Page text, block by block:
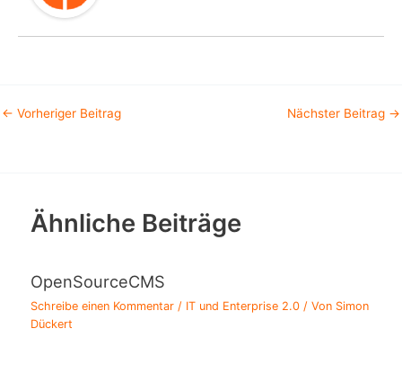
← Vorheriger Beitrag Nächster Beitrag →
Ähnliche Beiträge
OpenSourceCMS
Schreibe einen Kommentar / IT und Enterprise 2.0 / Von Simon
Dückert